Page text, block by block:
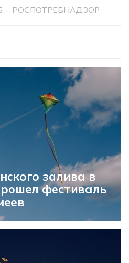
РОСПОТРЕБНАДЗОР
залива в
фестиваль